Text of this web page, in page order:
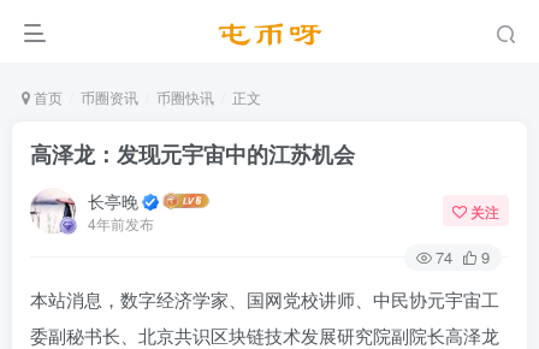
首页 币圈资讯 币圈快讯 正文
高泽龙：发现元宇宙中的江苏机会
长亭晚
4年前发布
关注
74 9
本站消息，数字经济学家、国网党校讲师、中民协元宇宙工
委副秘书长、北京共识区块链技术发展研究院副院长高泽龙